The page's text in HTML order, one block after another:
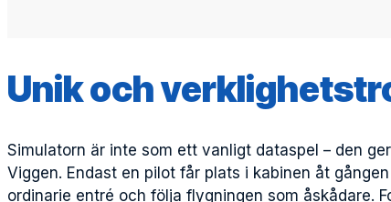
Unik och
Simulatorn är inte som ett vanligt dataspel – den
Viggen. Endast en pilot får plats i kabinen åt
ordinarie entré och följa flygningen som åskådare.